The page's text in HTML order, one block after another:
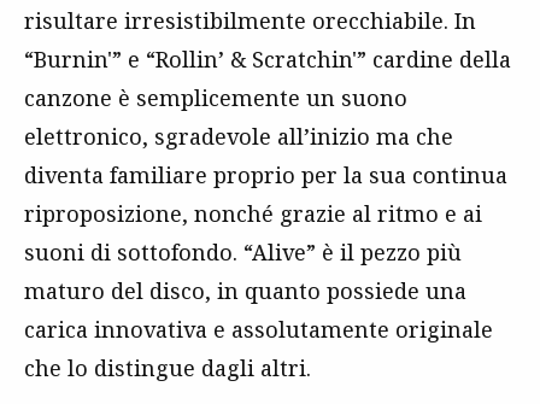
risultare irresistibilmente orecchiabile. In
“Burnin'” e “Rollin’ & Scratchin'” cardine della
canzone è semplicemente un suono
elettronico, sgradevole all’inizio ma che
diventa familiare proprio per la sua continua
riproposizione, nonché grazie al ritmo e ai
suoni di sottofondo. “Alive” è il pezzo più
maturo del disco, in quanto possiede una
carica innovativa e assolutamente originale
che lo distingue dagli altri.